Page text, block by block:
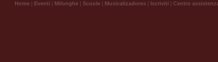
Home | Eventi | Milonghe | Scuole | Musicalizadores | Iscriviti | Centro